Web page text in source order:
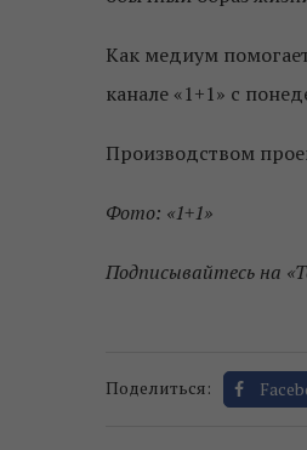
Как медиум
канале «1+1» с
Производством
Фото: «1+1»
Подписывайтесь на
Поделиться: